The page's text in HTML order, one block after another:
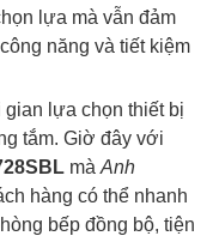
lựa mà vẫn đảm
năng và tiết kiệm
gian lựa chọn thiết bị
tắm. Giờ đây với
mà Anh
hàng có thể nhanh
bếp đồng bộ, tiện